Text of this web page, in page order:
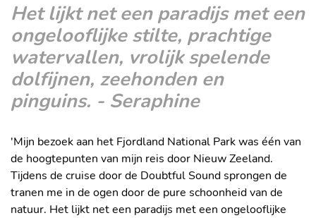
Het lijkt net een paradijs met een
ongelooflijke stilte, prachtige
watervallen, vrolijk spelende
dolfijnen, zeehonden en
pinguins. - Seraphine
'Mijn bezoek aan het Fjordland National Park was één van
de hoogtepunten van mijn reis door Nieuw Zeeland.
Tijdens de cruise door de Doubtful Sound sprongen de
tranen me in de ogen door de pure schoonheid van de
natuur. Het lijkt net een paradijs met een ongelooflijke